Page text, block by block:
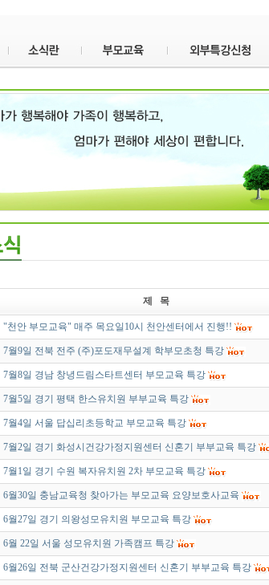
제 목
"천안 부모교육" 매주 목요일10시 천안센터에서 진행!!
7월9일 전북 전주 (주)포도재무설계 학부모초청 특강
7월8일 경남 창녕드림스타트센터 부모교육 특강
7월5일 경기 평택 한스유치원 부부교육 특강
7월4일 서울 답십리초등학교 부모교육 특강
7월2일 경기 화성시건강가정지원센터 신혼기 부부교육 특강
7월1일 경기 수원 복자유치원 2차 부모교육 특강
6월30일 충남교육청 찾아가는 부모교육 요양보호사교육
6월27일 경기 의왕성모유치원 부모교육 특강
6월 22일 서울 성모유치원 가족캠프 특강
6월26일 전북 군산건강가정지원센터 신혼기 부부교육 특강